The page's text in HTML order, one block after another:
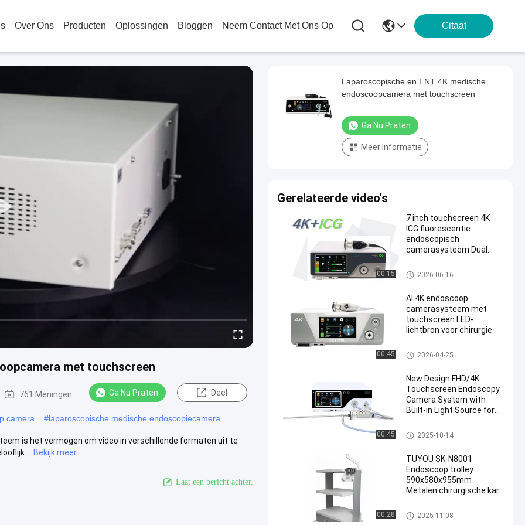
Over Ons Producten Oplossingen Bloggen Neem Contact Met Ons Op Citaat
met touchscreen
761 Meningen Ga Nu Praten. Deel
camera #laparoscopische medische endoscopiecamera
is het vermogen om video in verschillende formaten uit te
...
Bekijk meer
Laat een bericht achter.
Laparoscopische en ENT 4K medische
endoscoopcamera met touchscreen
Ga Nu Praten.
Meer Informatie
Gerelateerde video's
00:15
7 inch touchscreen 4K
ICG fluorescentie
endoscopisch
camerasysteem Dual
laparoscopie
beeldvormende
4K het Systeem van de endosc
oopcamera
2026-06-16
00:45
AI 4K endoscoop
camerasysteem met
touchscreen LED-
lichtbron voor chirurgie
4K het Systeem van de endosc
oopcamera
2026-04-25
00:45
New Design FHD/4K
Touchscreen Endoscopy
Camera System with
Built-in Light Source for
4K het Systeem van de endosc
oopcamera
2025-10-14
00:28
TUYOU SK-N8001
Endoscoop trolley
590x580x955mm
Metalen chirurgische kar
Endoscoop trolley
2025-11-08